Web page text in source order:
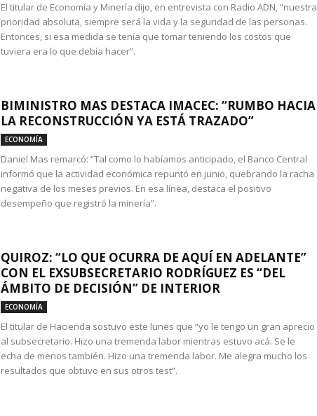
El titular de Economía y Minería dijo, en entrevista con Radio ADN, “nuestra
prioridad absoluta, siempre será la vida y la seguridad de las personas.
Entonces, si esa medida se tenía que tomar teniendo los costos que
tuviera era lo que debía hacer”.
BIMINISTRO MAS DESTACA IMACEC: “RUMBO HACIA
LA RECONSTRUCCIÓN YA ESTÁ TRAZADO”
ECONOMÍA
Daniel Mas remarcó: “Tal como lo habíamos anticipado, el Banco Central
informó que la actividad económica repuntó en junio, quebrando la racha
negativa de los meses previos. En esa línea, destaca el positivo
desempeño que registró la minería”.
QUIROZ: “LO QUE OCURRA DE AQUÍ EN ADELANTE”
CON EL EXSUBSECRETARIO RODRÍGUEZ ES “DEL
ÁMBITO DE DECISIÓN” DE INTERIOR
ECONOMÍA
El titular de Hacienda sostuvo este lunes que “yo le tengo un gran aprecio
al subsecretario. Hizo una tremenda labor mientras estuvo acá. Se le
echa de menos también. Hizo una tremenda labor. Me alegra mucho los
resultados que obtuvo en sus otros test”.